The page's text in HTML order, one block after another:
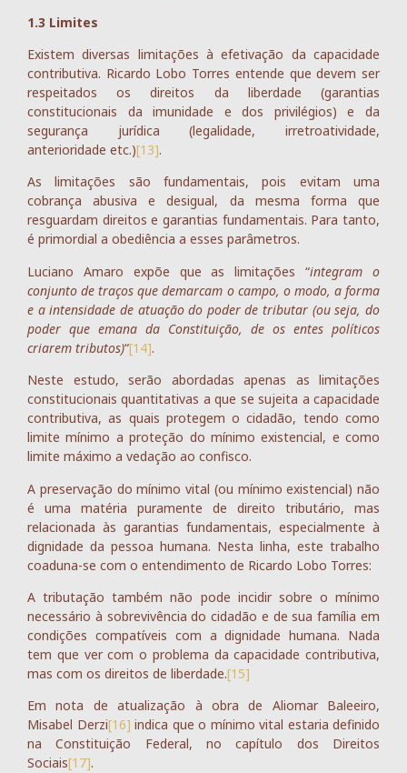
1.3 Limites
Existem diversas limitações à efetivação da capacidade
contributiva. Ricardo Lobo Torres entende que devem ser
respeitados os direitos da liberdade (garantias
constitucionais da imunidade e dos privilégios) e da
segurança jurídica (legalidade, irretroatividade,
anterioridade etc.)[13].
As limitações são fundamentais, pois evitam uma
cobrança abusiva e desigual, da mesma forma que
resguardam direitos e garantias fundamentais. Para tanto,
é primordial a obediência a esses parâmetros.
Luciano Amaro expõe que as limitações “integram o
conjunto de traços que demarcam o campo, o modo, a forma
e a intensidade de atuação do poder de tributar (ou seja, do
poder que emana da Constituição, de os entes políticos
criarem tributos)“[14].
Neste estudo, serão abordadas apenas as limitações
constitucionais quantitativas a que se sujeita a capacidade
contributiva, as quais protegem o cidadão, tendo como
limite mínimo a proteção do mínimo existencial, e como
limite máximo a vedação ao confisco.
A preservação do mínimo vital (ou mínimo existencial) não
é uma matéria puramente de direito tributário, mas
relacionada às garantias fundamentais, especialmente à
dignidade da pessoa humana. Nesta linha, este trabalho
coaduna-se com o entendimento de Ricardo Lobo Torres:
A tributação também não pode incidir sobre o mínimo
necessário à sobrevivência do cidadão e de sua família em
condições compatíveis com a dignidade humana. Nada
tem que ver com o problema da capacidade contributiva,
mas com os direitos de liberdade.[15]
Em nota de atualização à obra de Aliomar Baleeiro,
Misabel Derzi[16] indica que o mínimo vital estaria definido
na Constituição Federal, no capítulo dos Direitos
Sociais[17].